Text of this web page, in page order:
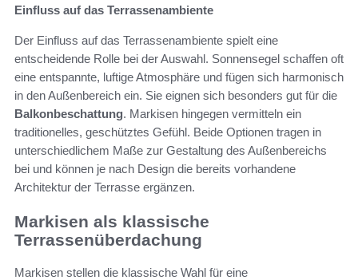
Einfluss auf das Terrassenambiente
Der Einfluss auf das Terrassenambiente spielt eine
entscheidende Rolle bei der Auswahl. Sonnensegel schaffen oft
eine entspannte, luftige Atmosphäre und fügen sich harmonisch
in den Außenbereich ein. Sie eignen sich besonders gut für die
Balkonbeschattung. Markisen hingegen vermitteln ein
traditionelles, geschütztes Gefühl. Beide Optionen tragen in
unterschiedlichem Maße zur Gestaltung des Außenbereichs
bei und können je nach Design die bereits vorhandene
Architektur der Terrasse ergänzen.
Markisen als klassische
Terrassenüberdachung
Markisen stellen die klassische Wahl für eine